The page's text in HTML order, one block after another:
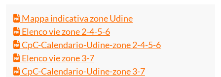
Mappa indicativa zone Udine
Elenco vie zone 2-4-5-6
CpC-Calendario-Udine-zone 2-4-5-6
Elenco vie zone 3-7
CpC-Calendario-Udine-zone 3-7